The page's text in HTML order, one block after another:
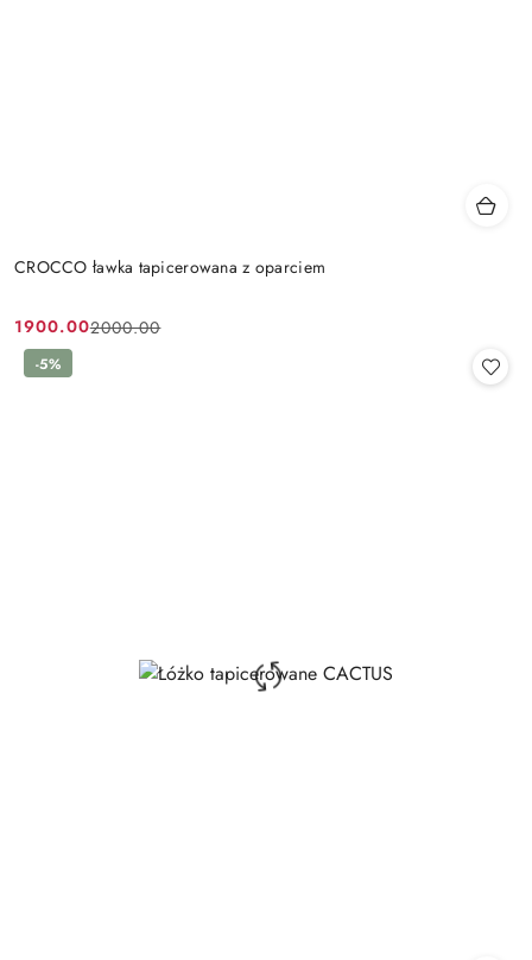
CROCCO ławka tapicerowana z oparciem
Cena
promocyjna:
1900.00
Cena
przed
2000.00
-5%